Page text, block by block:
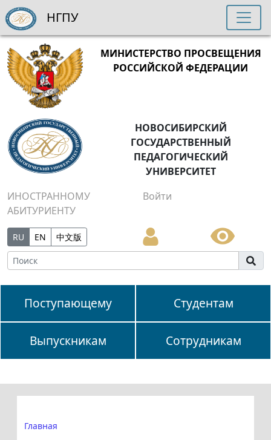
МИНИСТЕРСТВО ПРОСВЕЩЕНИЯ
РОССИЙСКОЙ ФЕДЕРАЦИИ
НОВОСИБИРСКИЙ
ГОСУДАРСТВЕННЫЙ
ПЕДАГОГИЧЕСКИЙ
УНИВЕРСИТЕТ
ИНОСТРАННОМУ
АБИТУРИЕНТУ
Войти
RU EN 中文版
Поступающему Студентам
Выпускникам Сотрудникам
НГПУ
Главная